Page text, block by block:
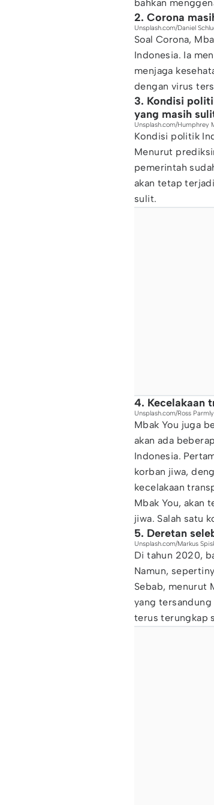
bahkan
2. Corona
Unsplash.com/Daniel
Soal Corona,
Indonesia. Ia
menjaga
dengan virus
3. Kondisi
yang masih
Unsplash.com/Humphrey
Kondisi politik
Menurut
pemerintah
akan tetap
sulit.
4. Kecelakaan
Unsplash.com/Ross Parmly
Mbak You juga
akan ada
Indonesia.
korban jiwa,
kecelakaan
Mbak You, akan
jiwa. Salah satu
5. Deretan
Unsplash.com/Markus
Di tahun 2020,
Namun,
Sebab, menurut
yang tersandung
terus terungkap